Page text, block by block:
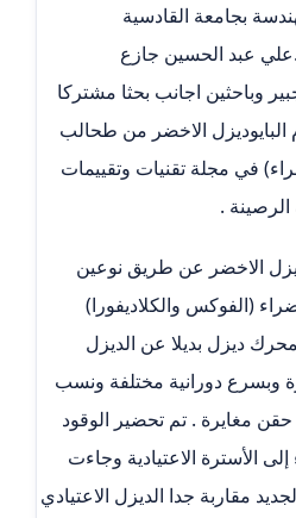
بجامعة القادسية
عبد الحسين جازع
وباحثين اجانب بحثا مشتركا
البايوديزل الاخضر من طحالب
في مجلة تقنيات وتقييمات
الرصينة .
الاخضر عن طريق نوعين
(الفوكس والكلاديفورا)
ديزل بديلا عن الديزل
وبسرع دورانية مختلفة ونسب
مغايرة . تم تحضير الوقود
الأسترة الاعتيادية وجاءت
مقاربة جدا الديزل الاعتيادي